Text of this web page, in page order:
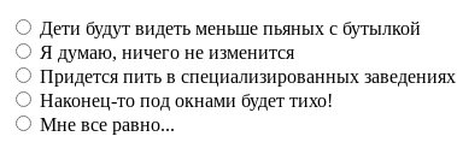
Дети будут видеть меньше пьяных с бутылкой
Я думаю, ничего не изменится
Придется пить в специализированных заведениях
Наконец-то под окнами будет тихо!
Мне все равно...